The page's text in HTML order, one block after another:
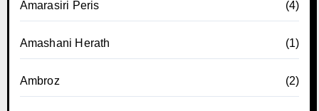
Amarasiri Peris (4)
Amashani Herath (1)
Ambroz (2)